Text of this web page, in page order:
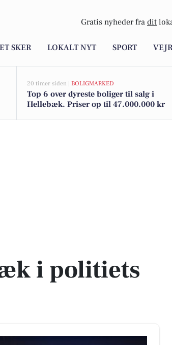
Gratis nyheder fra dit
SKER LOKALT NYT SPORT
20 timer siden | BOLIGMARKED
Top 6 over dyreste boliger til salg i
Hellebæk. Priser op til 47.000.000 kr
i politiets